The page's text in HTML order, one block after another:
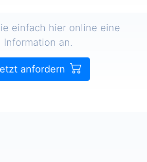
einfach hier online eine
Information an.
anfordern